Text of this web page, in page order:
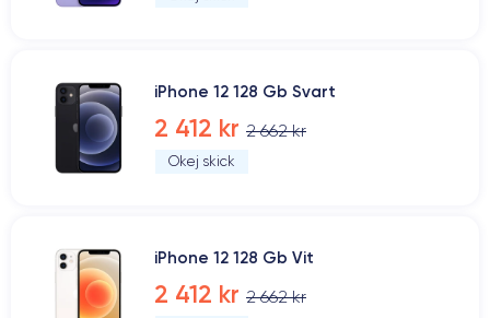
iPhone 12 128 Gb Svart
2 412 kr 2 662 kr
Okej skick
iPhone 12 128 Gb Vit
2 412 kr 2 662 kr